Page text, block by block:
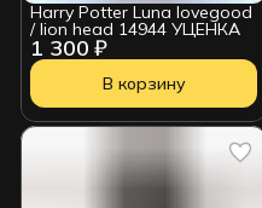
1 300 ₽
Harry Potter Luna lovegood
/ lion head 14944 УЦЕНКА
В корзину